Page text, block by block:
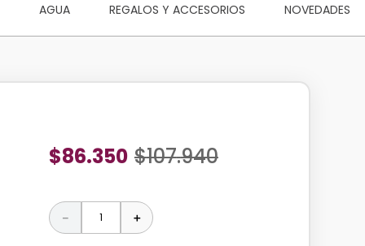
AGUA REGALOS Y ACCESORIOS NOVEDADES
$86.350 $107.940
＋
－